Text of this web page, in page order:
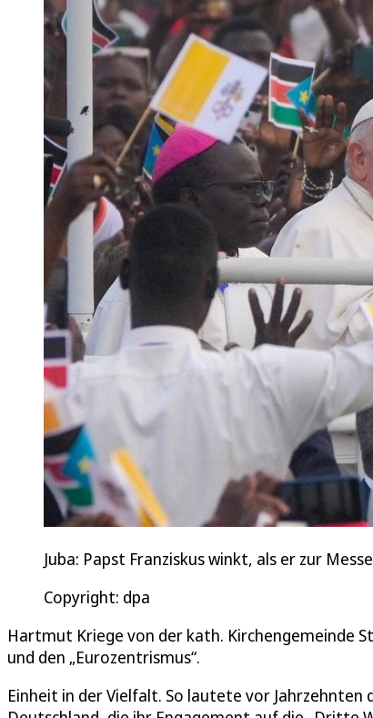
Juba: Papst Franziskus winkt, als er zur
Copyright: dpa
Hartmut Kriege von der kath. Kirchengemeinde
und den „Eurozentrismus“.
Einheit in der Vielfalt. So lautete vor